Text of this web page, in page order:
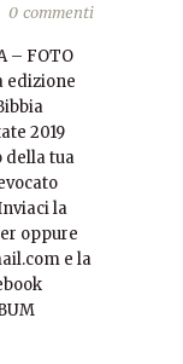
0 commenti
– FOTO
edizione
2019
della tua
la
oppure
e la